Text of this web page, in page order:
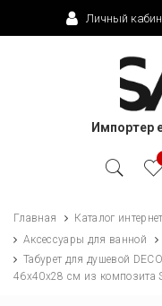
Личный
Импортер
Главная
Каталог
Аксессуары для ванной
Табурет для душевой
46x40x28 см из композита